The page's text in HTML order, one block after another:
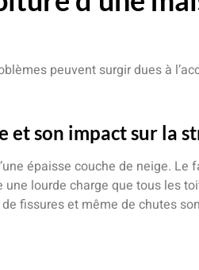
peuvent surgir dues à
et son impact sur la
épaisse couche de neige. Le
lourde charge que tous les
fissures et même de chutes